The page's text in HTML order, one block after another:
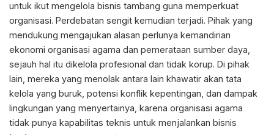
untuk ikut mengelola bisnis tambang guna memperkuat
organisasi. Perdebatan sengit kemudian terjadi. Pihak yang
mendukung mengajukan alasan perlunya kemandirian
ekonomi organisasi agama dan pemerataan sumber daya,
sejauh hal itu dikelola profesional dan tidak korup. Di pihak
lain, mereka yang menolak antara lain khawatir akan tata
kelola yang buruk, potensi konflik kepentingan, dan dampak
lingkungan yang menyertainya, karena organisasi agama
tidak punya kapabilitas teknis untuk menjalankan bisnis